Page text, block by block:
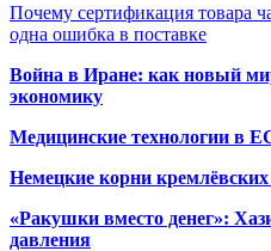
Почему сертификация товара
одна ошибка в поставке
Война в Иране: как новый
экономику
Медицинские технологии в
Немецкие корни
«Ракушки вместо денег»:
давления